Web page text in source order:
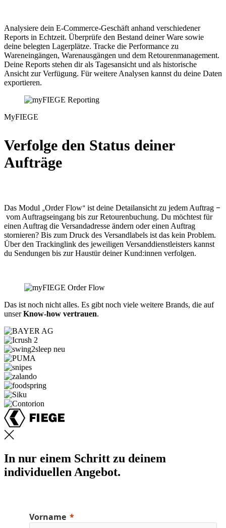
Analysiere dein E-Commerce-Geschäft anhand verschiedener
Reports in Echtzeit. Überprüfe den Bestand deiner Ware sowie
deine belegten Lagerplätze. Tracke die Performance zu
Wareneingängen, Warenausgängen und dem Retourenmanagement.
Deine Reports stehen dir als Tagesansicht und als historische
Ansicht zur Verfügung. Für weitere Analysen kannst du deine Daten
exportieren.
MyFIEGE
Verfolge den Status deiner
Aufträge
Das Modul „Order Flow“ ist deine Detailansicht zu jedem Auftrag –
vom Auftragseingang bis zur Retourenbuchung. Du möchtest für
einen Auftrag die Versandadresse ändern oder einen Auftrag
stornieren? Bis zum Druck des Versandlabels ist das kein Problem.
Über den Trackinglink des jeweiligen Versanddienstleisters kannst
du Sendungen bis zur Haustür deiner Kund:innen verfolgen.
Das ist noch nicht alles. Es gibt noch viele weitere Brands, die auf
unserKnow-how vertrauen.
In nur einem Schritt zu deinem
individuellen Angebot.
Vorname